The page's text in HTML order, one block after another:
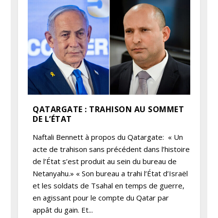
QATARGATE : TRAHISON AU SOMMET
DE L’ÉTAT
Naftali Bennett à propos du Qatargate: « Un
acte de trahison sans précédent dans l’histoire
de l’État s’est produit au sein du bureau de
Netanyahu.» « Son bureau a trahi l’État d’Israël
et les soldats de Tsahal en temps de guerre,
en agissant pour le compte du Qatar par
appât du gain. Et...